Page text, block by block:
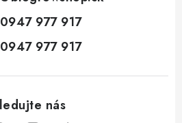
0947 977 917
0947 977 917